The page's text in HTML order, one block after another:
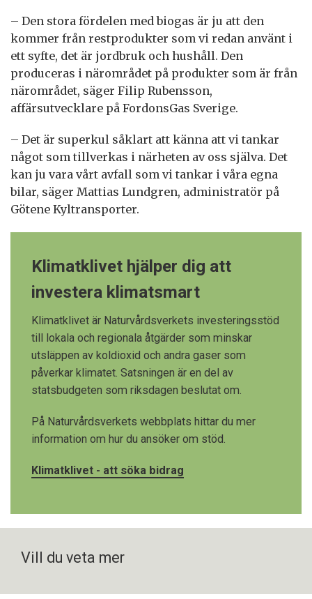
– Den stora fördelen med biogas är ju att den
kommer från restprodukter som vi redan använt i
ett syfte, det är jordbruk och hushåll. Den
produceras i närområdet på produkter som är från
närområdet, säger Filip Rubensson,
affärsutvecklare på FordonsGas Sverige.
– Det är superkul såklart att känna att vi tankar
något som tillverkas i närheten av oss själva. Det
kan ju vara vårt avfall som vi tankar i våra egna
bilar, säger Mattias Lundgren, administratör på
Götene Kyltransporter.
Klimatklivet hjälper dig att
investera klimatsmart
Klimatklivet är Naturvårdsverkets investeringsstöd
till lokala och regionala åtgärder som minskar
utsläppen av koldioxid och andra gaser som
påverkar klimatet. Satsningen är en del av
statsbudgeten som riksdagen beslutat om.
På Naturvårdsverkets webbplats hittar du mer
information om hur du ansöker om stöd.
Klimatklivet - att söka bidrag
Vill du veta mer